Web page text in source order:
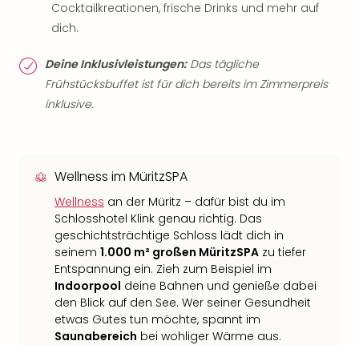
Cocktailkreationen, frische Drinks und mehr auf
dich.
Deine Inklusivleistungen:Das tägliche
Frühstücksbuffet ist für dich bereits im Zimmerpreis
inklusive.
Wellness im MüritzSPA
Wellness an der Müritz – dafür bist du im
Schlosshotel Klink genau richtig. Das
geschichtsträchtige Schloss lädt dich in
seinem 1.000 m² großen MüritzSPA zu tiefer
Entspannung ein. Zieh zum Beispiel im
Indoorpool deine Bahnen und genieße dabei
den Blick auf den See. Wer seiner Gesundheit
etwas Gutes tun möchte, spannt im
Saunabereich bei wohliger Wärme aus.